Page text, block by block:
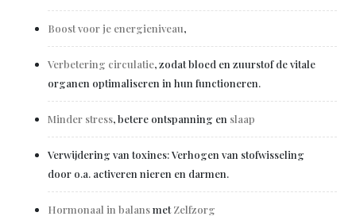
Boost voor je energieniveau,
Verbetering circulatie, zodat bloed en zuurstof de vitale
organen optimaliseren in hun functioneren.
Minder stress, betere ontspanning en slaap
Verwijdering van toxines: Verhogen van stofwisseling
door o.a. activeren nieren en darmen.
Hormonaal in balansmetZelfzorg